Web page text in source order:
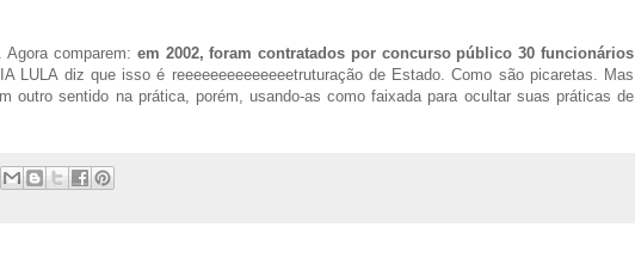
comparem: em 2002, foram contratados por concurso público 30 funcionários
LULA diz que isso é reeeeeeeeeeeeeetruturação de Estado. Como são picaretas. Mas
outro sentido na prática, porém, usando-as como faixada para ocultar suas práticas de